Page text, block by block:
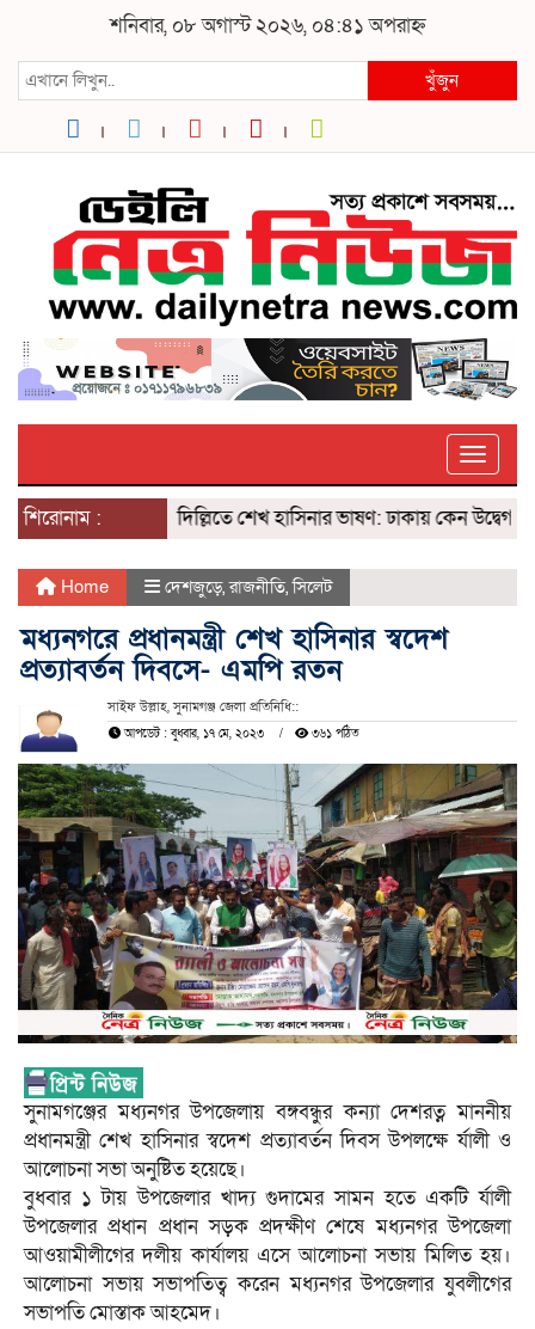
শনিবার, ০৮ অগাস্ট ২০২৬, ০৪:৪১ অপরাহ্ন
খুঁজুন
শিরোনাম : দিল্লিতে শেখ হাসিনার ভাষণ: ঢাকায় কেন উদ্বেগ? ৫
Home দেশজুড়ে,রাজনীতি,সিলেট
মধ্যনগরে প্রধানমন্ত্রী শেখ হাসিনার স্বদেশ
প্রত্যাবর্তন দিবসে- এমপি রতন
সাইফ উল্লাহ, সুনামগঞ্জ জেলা প্রতিনিধি::
আপডেট : বুধবার, ১৭ মে, ২০২৩ ৩৬১ পঠিত
সুনামগঞ্জের মধ্যনগর উপজেলায় বঙ্গবন্ধুর কন্যা দেশরত্ন মাননীয়
প্রধানমন্ত্রী শেখ হাসিনার স্বদেশ প্রত্যাবর্তন দিবস উপলক্ষে র্যালী ও
আলোচনা সভা অনুষ্টিত হয়েছে।
বুধবার ১ টায় উপজেলার খাদ্য গুদামের সামন হতে একটি র্যালী
উপজেলার প্রধান প্রধান সড়ক প্রদক্ষীণ শেষে মধ্যনগর উপজেলা
আওয়ামীলীগের দলীয় কার্যালয় এসে আলোচনা সভায় মিলিত হয়।
আলোচনা সভায় সভাপতিত্ব করেন মধ্যনগর উপজেলার যুবলীগের
সভাপতি মোস্তাক আহমেদ।